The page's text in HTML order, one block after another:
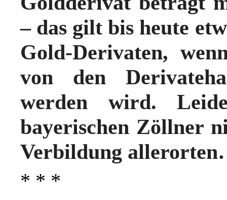
– das gilt bis heute
Gold-Derivaten,
von den
werden wird.
bayerischen Zöllner
Verbildung
* * *